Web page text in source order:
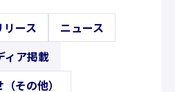
リース
ニュース
ィア掲載
その他）